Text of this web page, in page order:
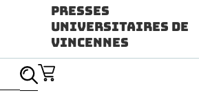
Presses
Universitaires de
Vincennes